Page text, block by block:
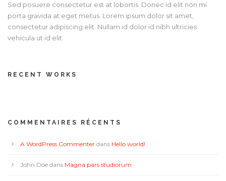
Sed posuere consectetur est at lobortis. Donec id elit non mi
porta gravida at eget metus. Lorem ipsum dolor sit amet,
consectetur adipiscing elit. Nullam id dolor id nibh ultricies
vehicula ut id elit.
RECENT WORKS
COMMENTAIRES RÉCENTS
A WordPress Commenter dans Hello world!
John Doe dans Magna pars studiorum